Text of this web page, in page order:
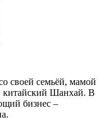
своей семьёй, мамой
китайский Шанхай. В
бизнес –